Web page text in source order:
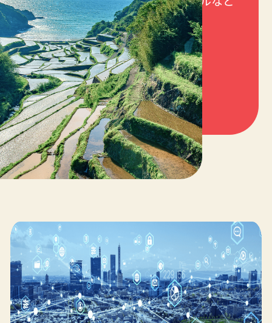
での販売をご提案いたします。
詳細を見る